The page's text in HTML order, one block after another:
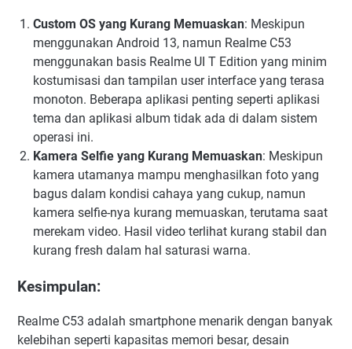
Custom OS yang Kurang Memuaskan: Meskipun
menggunakan Android 13, namun Realme C53
menggunakan basis Realme UI T Edition yang minim
kostumisasi dan tampilan user interface yang terasa
monoton. Beberapa aplikasi penting seperti aplikasi
tema dan aplikasi album tidak ada di dalam sistem
operasi ini.
Kamera Selfie yang Kurang Memuaskan: Meskipun
kamera utamanya mampu menghasilkan foto yang
bagus dalam kondisi cahaya yang cukup, namun
kamera selfie-nya kurang memuaskan, terutama saat
merekam video. Hasil video terlihat kurang stabil dan
kurang fresh dalam hal saturasi warna.
Kesimpulan:
Realme C53 adalah smartphone menarik dengan banyak
kelebihan seperti kapasitas memori besar, desain